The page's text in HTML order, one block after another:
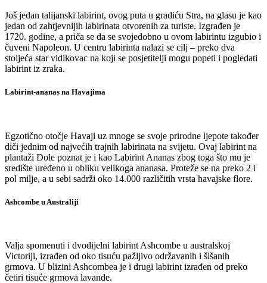
Još jedan talijanski labirint, ovog puta u gradiću Stra, na glasu je kao
jedan od zahtjevnijih labirinata otvorenih za turiste. Izgrađen je
1720. godine, a priča se da se svojedobno u ovom labirintu izgubio i
čuveni Napoleon. U centru labirinta nalazi se cilj – preko dva
stoljeća star vidikovac na koji se posjetitelji mogu popeti i pogledati
labirint iz zraka.
Labirint-ananas na Havajima
Egzotično otočje Havaji uz mnoge se svoje prirodne ljepote također
diči jednim od najvećih trajnih labirinata na svijetu. Ovaj labirint na
plantaži Dole poznat je i kao Labirint Ananas zbog toga što mu je
središte uređeno u obliku velikoga ananasa. Proteže se na preko 2 i
pol milje, a u sebi sadrži oko 14.000 različitih vrsta havajske flore.
Ashcombe u Australiji
Valja spomenuti i dvodijelni labirint Ashcombe u australskoj
Victoriji, izrađen od oko tisuću pažljivo održavanih i šišanih
grmova. U blizini Ashcombea je i drugi labirint izrađen od preko
četiri tisuće grmova lavande.